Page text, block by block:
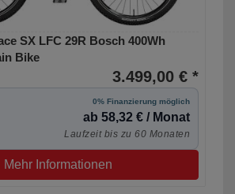
SX LFC 29R Bosch 400Wh
Bike
3.499,00 € *
0% Finanzierung möglich
ab 58,32 € / Monat
Laufzeit bis zu 60 Monaten
Mehr Informationen